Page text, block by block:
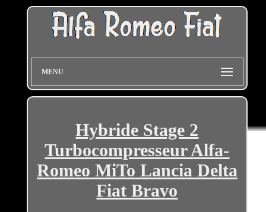
MENU
Hybride Stage 2
Turbocompresseur Alfa-
Romeo MiTo Lancia Delta
Fiat Bravo